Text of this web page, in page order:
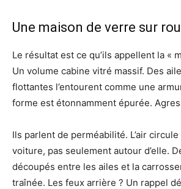
Une maison de verre sur
Le résultat est ce qu’ils appellent la «
Un volume cabine vitré massif. Des
flottantes l’entourent comme une
forme est étonnamment épurée.
Ils parlent de perméabilité. L’air
voiture, pas seulement autour d’elle.
découpés entre les ailes et la
traînée. Les feux arrière ? Un rappel